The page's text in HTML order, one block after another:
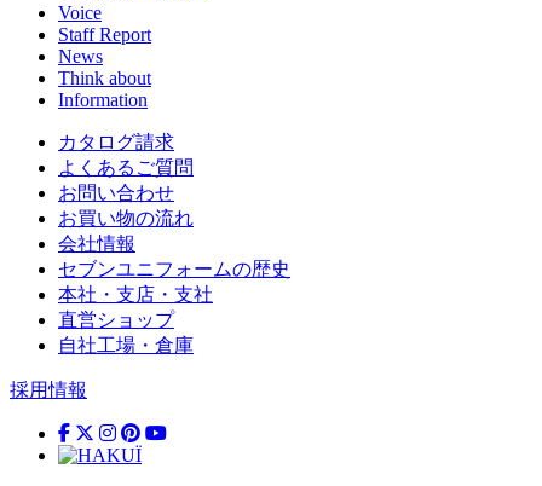
Voice
Staff Report
News
Think about
Information
カタログ請求
よくあるご質問
お問い合わせ
お買い物の流れ
会社情報
セブンユニフォームの歴史
本社・支店・支社
直営ショップ
自社工場・倉庫
採用情報